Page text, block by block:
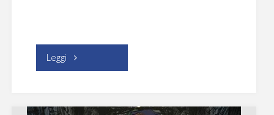
Leggi "Passo
due"